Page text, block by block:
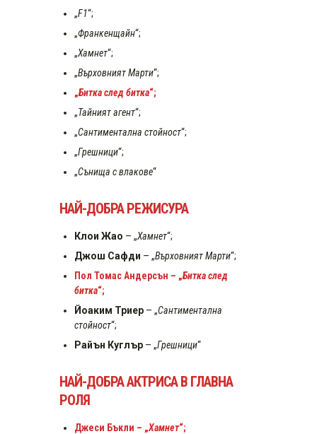
„F1“;
„Франкенщайн“;
„Хамнет“;
„Върховният Марти“;
„Битка след битка“;
„Тайният агент“;
„Сантиментална стойност“;
„Грешници“;
„Сънища с влакове“
НАЙ-ДОБРА РЕЖИСУРА
Клои Жао – „Хамнет“;
Джош Сафди – „Върховният Марти“;
Пол Томас Андерсън – „Битка след
битка“;
Йоаким Триер – „Сантиментална
стойност“;
Райън Куглър – „Грешници“
НАЙ-ДОБРА АКТРИСА В ГЛАВНА
РОЛЯ
Джеси Бъкли – „Хамнет“;